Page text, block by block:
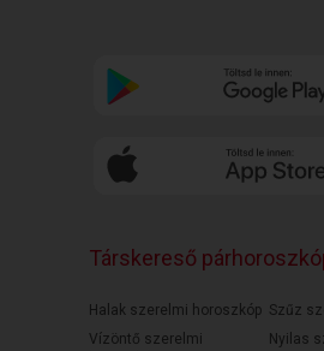
Társkereső
Halak szerelmi horoszkóp
Vízöntő szerelmi
Szűz
Nyilas